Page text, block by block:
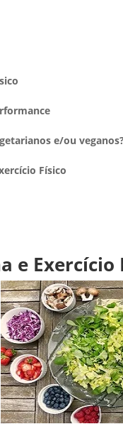
e/ou
Físico
e Exercício